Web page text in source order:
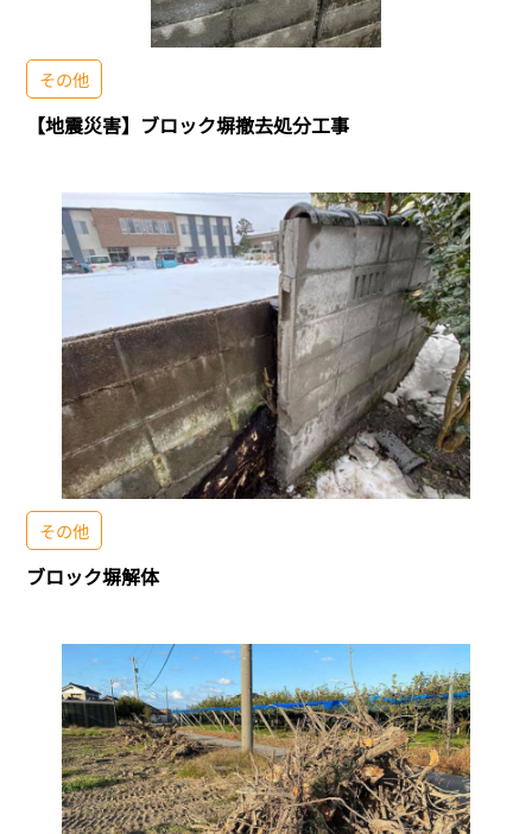
その他
【地震災害】ブロック塀撤去処分工事
その他
ブロック塀解体